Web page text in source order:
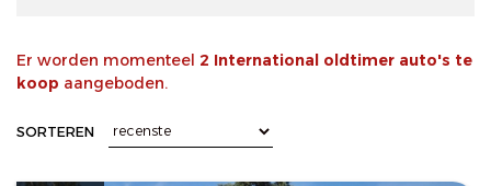
Er worden momenteel 2 International oldtimer auto's te
koop aangeboden.
SORTEREN